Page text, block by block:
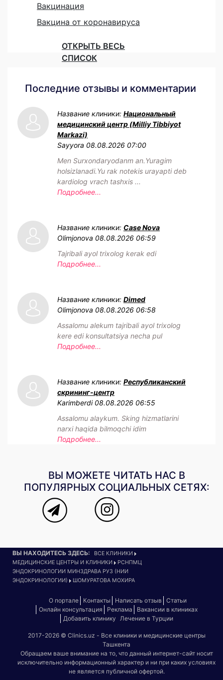
Вакцинация
Вакцина от коронавируса
ОТКРЫТЬ ВЕСЬ
СПИСОК
Последние отзывы и комментарии
Название клиники: Национальный
медицинский центр (Milliy Tibbiyot
Markazi)
Sayyora 08.08.2026 07:00
Men Surxondaryodanm an.Yuragim
holsizlanadi.Yu rak notekis urayapti deb
kardiolog vrach tashxis ...
Подробнее...
Название клиники: Case Nova
Olimjonova 08.08.2026 06:59
Tajribali ayol trixolog kerak edi
Подробнее...
Название клиники: Dimed
Olimjonova 08.08.2026 06:58
Assalomu alekum tajribali ayol trixolog
kere edi konsultatsiya necha pul
Подробнее...
Название клиники: Республиканский
скрининг-центр
Karimberdi 08.08.2026 06:55
Assalomu alaykum. Sking hizmatlarini
narxi haqida bilmoqchi idim
Подробнее...
ВЫ МОЖЕТЕ ЧИТАТЬ НАС В
ПОПУЛЯРНЫХ СОЦИАЛЬНЫХ СЕТЯХ:
ВЫ НАХОДИТЕСЬ ЗДЕСЬ:
ВСЕ КЛИНИКИ
МЕДИЦИНСКИЕ ЦЕНТРЫ И КЛИНИКИ
РСНПМЦ
ЭНДОКРИНОЛОГИИ МИНЗДРАВА РУЗ (НИИ
ЭНДОКРИНОЛОГИИ)
ШОМУРАТОВА МОХИРА
О портале Контакты Написать отзыв
Статьи
Онлайн консультация
Реклама
Вакансии в клиниках
Добавить клинику
Лечение в Турции
2017-2026 © Clinics.uz - Все клиники и медицинские центры
Ташкента
Обращаем ваше внимание на то, что данный интернет-сайт носит
исключительно информационный характер и ни при каких условиях
не является публичной офертой.